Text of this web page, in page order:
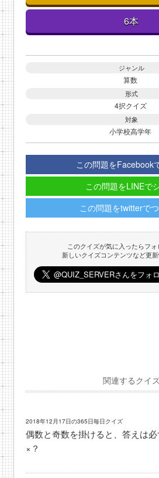
6本
ジャンル
算数
形式
4択クイズ
対象
小学校高学年
この問題をFacebook
この問題をLINEで
この問題をtwitterで
このクイズが気に入ったらフォ
新しいクイズコンテンツなど更
関連するクイ
2018年12月17日の365日毎日クイズ
偶数と奇数を掛けると、答えは
×？